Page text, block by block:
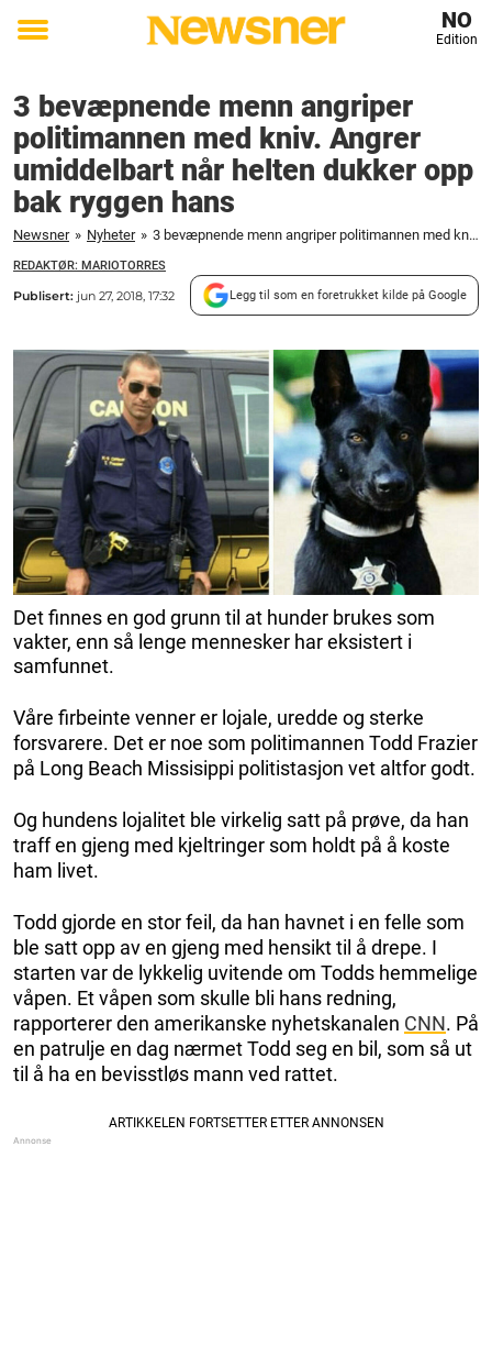
Toggle
NO
Edition
3 bevæpnende menn angriper
politimannen med kniv. Angrer
umiddelbart når helten dukker opp
bak ryggen hans
Newsner » Nyheter » 3 bevæpnende menn angriper politimannen med kniv. Angrer umiddelbart når helten dukker opp bak ryggen hans
REDAKTØR: MARIOTORRES
Publisert: jun 27, 2018, 17:32 Legg til som en foretrukket kilde på Google
Det finnes en god grunn til at hunder brukes som
vakter, enn så lenge mennesker har eksistert i
samfunnet.
Våre firbeinte venner er lojale, uredde og sterke
forsvarere. Det er noe som politimannen Todd Frazier
på Long Beach Missisippi politistasjon vet altfor godt.
Og hundens lojalitet ble virkelig satt på prøve, da han
traff en gjeng med kjeltringer som holdt på å koste
ham livet.
Todd gjorde en stor feil, da han havnet i en felle som
ble satt opp av en gjeng med hensikt til å drepe. I
starten var de lykkelig uvitende om Todds hemmelige
våpen. Et våpen som skulle bli hans redning,
rapporterer den amerikanske nyhetskanalen CNN. På
en patrulje en dag nærmet Todd seg en bil, som så ut
til å ha en bevisstløs mann ved rattet.